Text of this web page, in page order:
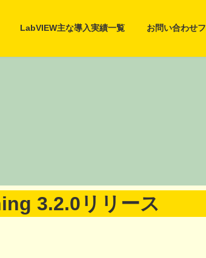
LabVIEW主な導入実績一覧 お問い合わせ
3.2.0リリース